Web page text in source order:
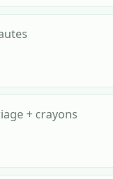
+ crayons